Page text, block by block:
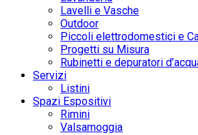
Lavelli e Vasche
Outdoor
Piccoli elettrodomestici e
Progetti su Misura
Rubinetti e depuratori
Servizi
Listini
Spazi Espositivi
Rimini
Valsamoggia